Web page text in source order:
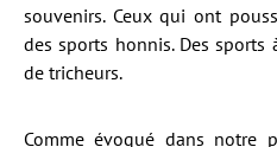
souvenirs. Ceux qui ont
des sports honnis. Des
de tricheurs.
Comme évoqué dans notre